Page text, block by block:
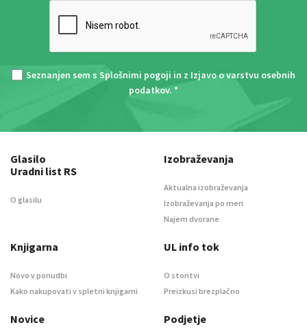
Seznanjen sem s Splošnimi pogoji in z Izjavo o varstvu osebnih
podatkov. *
Glasilo
Uradni list RS
O glasilu
Izobraževanja
Aktualna izobraževanja
Izobraževanja po meri
Najem dvorane
Knjigarna
Novo v ponudbi
Kako nakupovati v spletni knjigarni
UL info tok
O storitvi
Preizkusi brezplačno
Novice Podjetje